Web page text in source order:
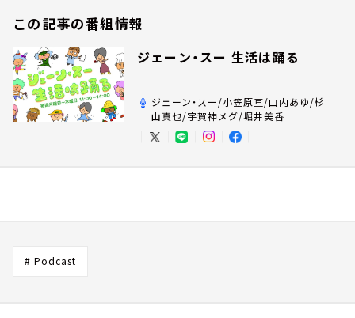
この記事の番組情報
ジェーン・スー 生活は踊る
ジェーン・スー/小笠原亘/山内あゆ/杉
山真也/宇賀神メグ/堀井美香
# Podcast